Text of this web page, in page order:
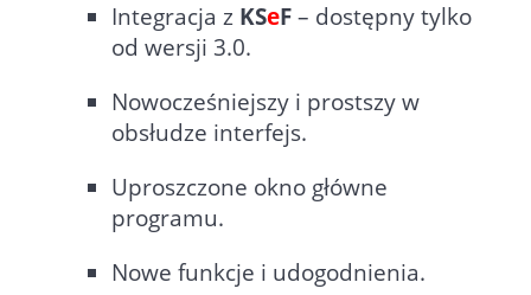
Integracja z KSeF– dostępny tylko
od wersji 3.0.
Nowocześniejszy i prostszy w
obsłudze interfejs.
Uproszczone okno główne
programu.
Nowe funkcje i udogodnienia.